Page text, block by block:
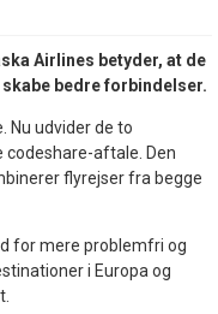
Airlines betyder, at de
bedre forbindelser.
Nu udvider de to
aftale. Den
flyrejser fra begge
for mere problemfri og
i Europa og